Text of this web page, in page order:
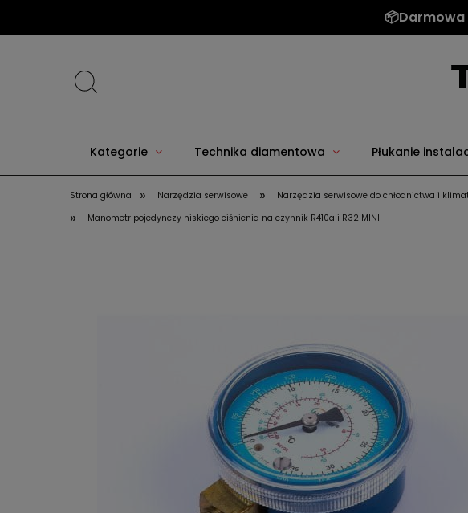
📦Darmowa
Kategorie Technika diamentowa Płukanie
Strona główna » Narzędzia serwisowe » Narzędzia serwisowe do chłodnictwa i
» Manometr pojedynczy niskiego ciśnienia na czynnik R410a i R32 MINI